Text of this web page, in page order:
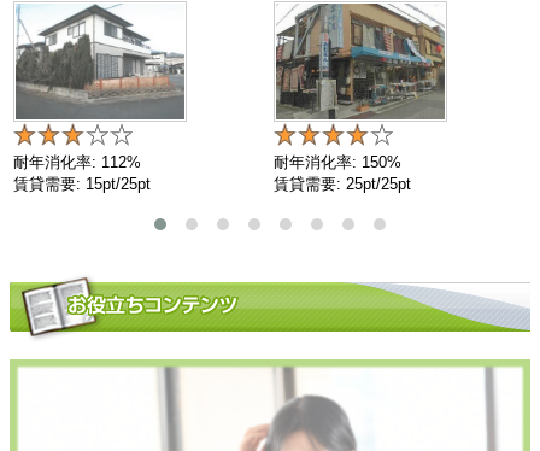
耐年消化率: 112%
賃貸需要: 15pt/25pt
耐年消化率: 150%
賃貸需要: 25pt/25pt